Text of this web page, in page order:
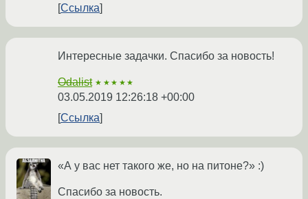
Ссылка
Интересные задачки. Спасибо за новость!
Odalist ★★★★★
03.05.2019 12:26:18 +00:00
Ссылка
«А у вас нет такого же, но на питоне?» :)
Спасибо за новость.